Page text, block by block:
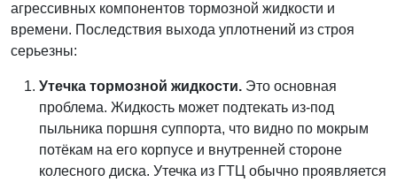
агрессивных компонентов тормозной жидкости и
времени. Последствия выхода уплотнений из строя
серьезны:
Утечка тормозной жидкости. Это основная
проблема. Жидкость может подтекать из-под
пыльника поршня суппорта, что видно по мокрым
потёкам на его корпусе и внутренней стороне
колесного диска. Утечка из ГТЦ обычно проявляется